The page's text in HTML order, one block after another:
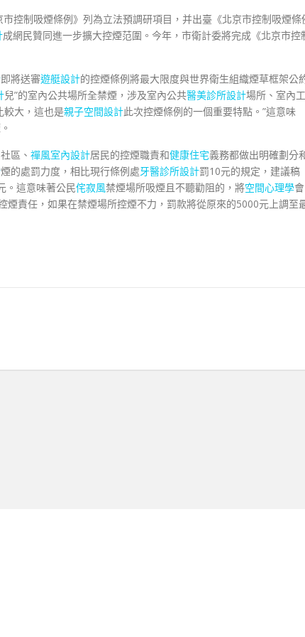
市控制吸煙條例》列為立法預調研項目，并出臺《北京市控制吸煙條
成網民贊同進一步擴大控煙范圍。今年，市衛計委將完成《北京市控
即將送審遊艇設計的控煙條例將最大限度與世界衛生組織煙草框架公
兒”的室內公共場所全禁煙，涉及室內公共醫美診所設計場所、室內工
較大，這也是親子空間設計此次控煙條例的一個重要特點。”這意味
區、 禪風室內設計居民的控煙職責和健康住宅義務都做出明確劃分
煙的處罰力度，相比現行條例處牙醫診所設計罰10元的規定，建議稿
。這意味著公民侘寂風禁煙場所吸煙且不聽勸阻的，將空間心理學會
煙責任，如果在禁煙場所控煙不力，罰款將從原來的5000元上調至